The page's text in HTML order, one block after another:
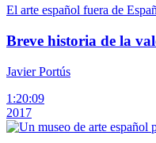
El arte español fuera de
Breve historia de la
Javier Portús
1:20:09
2017